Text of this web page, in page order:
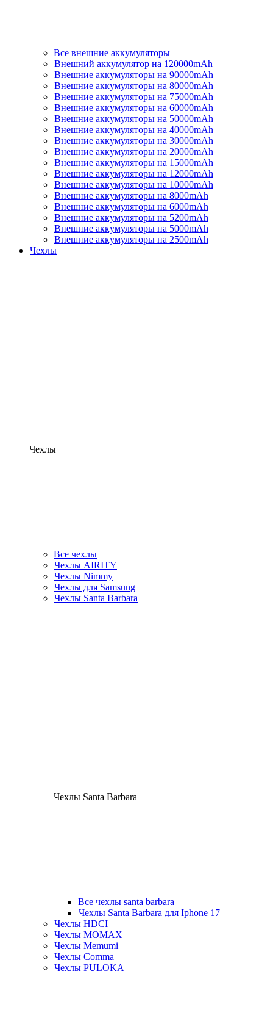
Все внешние аккумуляторы
Внешний аккумулятор на 120000mAh
Внешние аккумуляторы на 90000mAh
Внешние аккумуляторы на 80000mAh
Внешние аккумуляторы на 75000mAh
Внешние аккумуляторы на 60000mAh
Внешние аккумуляторы на 50000mAh
Внешние аккумуляторы на 40000mAh
Внешние аккумуляторы на 30000mAh
Внешние аккумуляторы на 20000mAh
Внешние аккумуляторы на 15000mAh
Внешние аккумуляторы на 12000mAh
Внешние аккумуляторы на 10000mAh
Внешние аккумуляторы на 8000mAh
Внешние аккумуляторы на 6000mAh
Внешние аккумуляторы на 5200mAh
Внешние аккумуляторы на 5000mAh
Внешние аккумуляторы на 2500mAh
Чехлы
Чехлы
Все чехлы
Чехлы AIRITY
Чехлы Nimmy
Чехлы для Samsung
Чехлы Santa Barbara
Чехлы Santa Barbara
Все чехлы santa barbara
Чехлы Santa Barbara для Iphone 17
Чехлы HDCI
Чехлы MOMAX
Чехлы Memumi
Чехлы Comma
Чехлы PULOKA